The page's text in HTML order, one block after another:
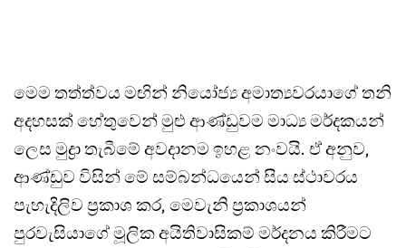
මෙම තත්ත්වය මඟින් නියෝජ්‍ය අමාත්‍යවරයාගේ තනි
අදහසක් හේතුවෙන් මුළු ආණ්ඩුවම මාධ්‍ය මර්දකයන්
ලෙස මුද්‍රා තැබීමේ අවදානම ඉහළ නංවයි. ඒ අනුව,
ආණ්ඩුව විසින් මේ සම්බන්ධයෙන් සිය ස්ථාවරය
පැහැදිලිව ප්‍රකාශ කර, මෙවැනි ප්‍රකාශයන්
පුරවැසියාගේ මූලික අයිතිවාසිකම් මර්දනය කිරීමට